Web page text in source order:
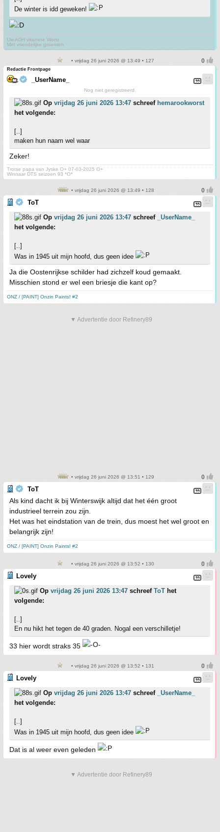
De winter is idd geweken!
Uw ADH vitamine Worst
Met vriendelijke groenten
• vrijdag 26 juni 2026 @ 13:49 • 127
Redactie Frontpage
_UserName_
Nog niet geregistreerd.
Op vrijdag 26 juni 2026 13:47 schreef hemarookworst
het volgende:
[..]
maken hun naam wel waar
Zeker!
Trotse papa van Jyske O+ 07-03-2025 O+
Winnaar DTS seizoen 93 *O*
• vrijdag 26 juni 2026 @ 13:49 • 128
ToT
Op vrijdag 26 juni 2026 13:47 schreef
_UserName_
het volgende:
[..]
Was in 1945 uit mijn hoofd, dus geen idee
Ja die Oostenrijkse schilder had zichzelf koud gemaakt.
Misschien stond er wel een briesje die kant op?
ONZ / [PAINT] Onzin Paints! #2
▼ Advertentie door Refinery89
• vrijdag 26 juni 2026 @ 13:51 • 129
ToT
Als kind dacht ik bij Winterswijk altijd dat het één groot
industrieel terrein zou zijn.
Het was het eindstation van de trein, dus moest het wel groot en
belangrijk zijn!
ONZ / [PAINT] Onzin Paints! #2
• vrijdag 26 juni 2026 @ 13:52 • 130
Lovely
Op vrijdag 26 juni 2026 13:47 schreef ToT het
volgende:
[..]
En nu hikt het tegen de 40 graden. Nogal een verschilletje!
33 hier wordt straks 35
• vrijdag 26 juni 2026 @ 13:52 • 131
Lovely
Op vrijdag 26 juni 2026 13:47 schreef
_UserName_
het volgende:
[..]
Was in 1945 uit mijn hoofd, dus geen idee
Dat is al weer even geleden
▼ Advertentie door Refinery89